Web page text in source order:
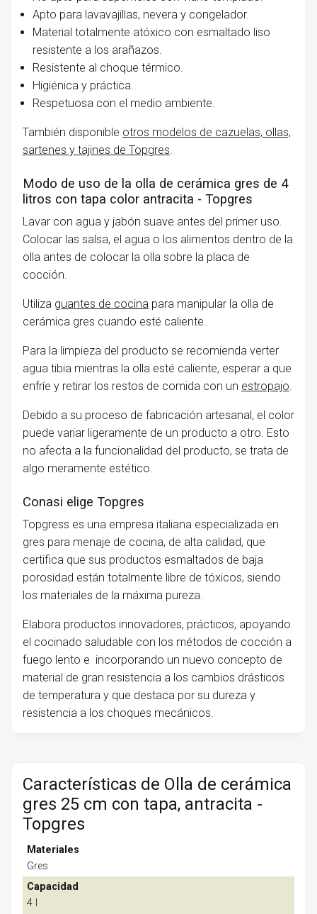
Apto para lavavajillas, nevera y congelador.
Material totalmente atóxico con esmaltado liso
resistente a los arañazos.
Resistente al choque térmico.
Higiénica y práctica.
Respetuosa con el medio ambiente.
También disponible otros modelos de cazuelas, ollas,
sartenes y tajines de Topgres.
Modo de uso de la olla de cerámica gres de 4
litros con tapa color antracita - Topgres
Lavar con agua y jabón suave antes del primer uso.
Colocar las salsa, el agua o los alimentos dentro de la
olla antes de colocar la olla sobre la placa de
cocción.
Utiliza guantes de cocinapara manipular la olla de
cerámica gres cuando esté caliente.
Para la limpieza del producto se recomienda verter
agua tibia mientras la olla esté caliente, esperar a que
enfríe y retirar los restos de comida con un estropajo.
Debido a su proceso de fabricación artesanal, el color
puede variar ligeramente de un producto a otro. Esto
no afecta a la funcionalidad del producto, se trata de
algo meramente estético.
Conasi elige Topgres
Topgress es una empresa italiana especializada en
gres para menaje de cocina, de alta calidad, que
certifica que sus productos esmaltados de baja
porosidad están totalmente libre de tóxicos, siendo
los materiales de la máxima pureza.
Elabora productos innovadores, prácticos, apoyando
el cocinado saludable con los métodos de cocción a
fuego lento e incorporando un nuevo concepto de
material de gran resistencia a los cambios drásticos
de temperatura y que destaca por su dureza y
resistencia a los choques mecánicos.
Características de Olla de cerámica
gres 25 cm con tapa, antracita -
Topgres
Materiales
Gres
Capacidad
4 l